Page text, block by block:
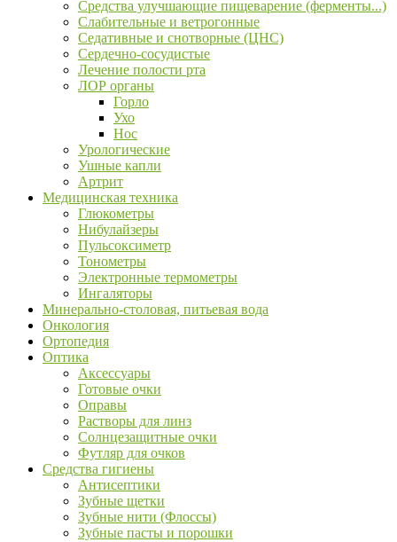
Средства улучшающие пищеварение (ферменты...)
Слабительные и ветрогонные
Седативные и снотворные (ЦНС)
Сердечно-сосудистые
Лечение полости рта
ЛОР органы
Горло
Ухо
Нос
Урологические
Ушные капли
Артрит
Медицинская техника
Глюкометры
Нибулайзеры
Пульсоксиметр
Тонометры
Электронные термометры
Ингаляторы
Минерально-столовая, питьевая вода
Онкология
Ортопедия
Оптика
Аксессуары
Готовые очки
Оправы
Растворы для линз
Солнцезащитные очки
Футляр для очков
Средства гигиены
Антисептики
Зубные щетки
Зубные нити (Флоссы)
Зубные пасты и порошки